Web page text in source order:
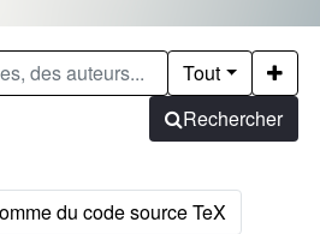
Tout
Rechercher